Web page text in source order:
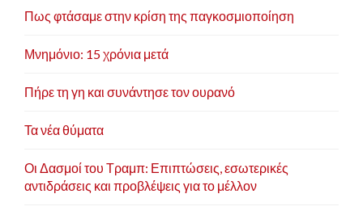
Πως φτάσαμε στην κρίση της παγκοσμιοποίηση
Μνημόνιο: 15 χρόνια μετά
Πήρε τη γη και συνάντησε τον ουρανό
Τα νέα θύματα
Οι Δασμοί του Τραμπ: Επιπτώσεις, εσωτερικές
αντιδράσεις και προβλέψεις για το μέλλον